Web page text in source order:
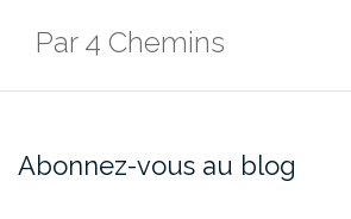
Par 4 Chemins
Abonnez-vous au blog